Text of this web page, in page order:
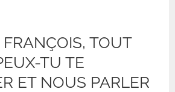
TOUT
TU TE
ET NOUS PARLER